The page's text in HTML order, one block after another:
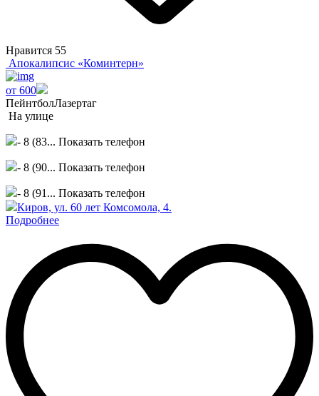
Нравится 55
Апокалипсис «Коминтерн»
от 600
ПейнтболЛазертаг
На улице
- 8 (83... Показать телефон
- 8 (90... Показать телефон
- 8 (91... Показать телефон
Киров, ул. 60 лет Комсомола, 4.
Подробнее